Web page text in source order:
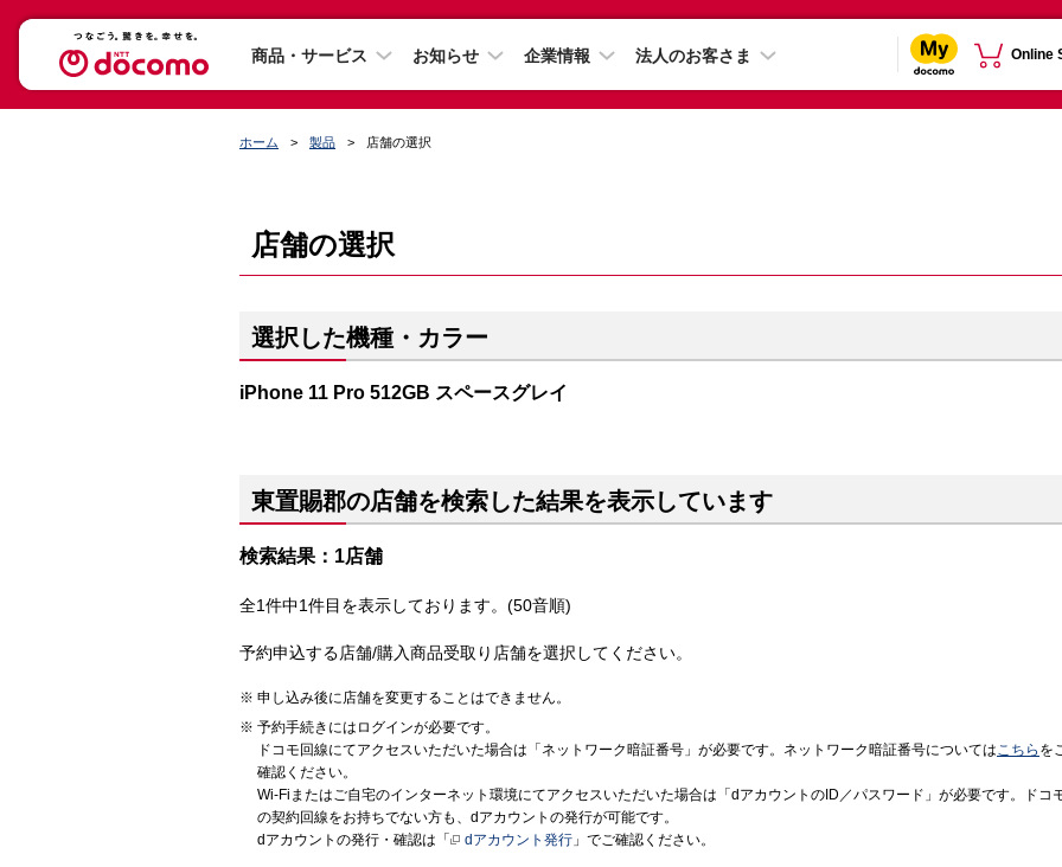
商品・サービス お知らせ 企業情報 法人のお客さま Online
ホーム 製品 店舗の選択
店舗の選択
選択した機種・カラー
iPhone 11 Pro 512GB スペースグレイ
東置賜郡の店舗を検索した結果を表示しています
検索結果：1店舗
全1件中1件目を表示しております。(50音順)
予約申込する店舗/購入商品受取り店舗を選択してください。
申し込み後に店舗を変更することはできません。
予約手続きにはログインが必要です。
ドコモ回線にてアクセスいただいた場合は「ネットワーク暗証番号」が必要です。ネットワーク暗証番号についてはこちら を
確認ください。
Wi-Fiまたはご自宅のインターネット環境にてアクセスいただいた場合は「dアカウントのID／パスワード」が必要です。ドコ
の契約回線をお持ちでない方も、dアカウントの発行が可能です。
dアカウントの発行・確認は「
dアカウント発行 」でご確認ください。